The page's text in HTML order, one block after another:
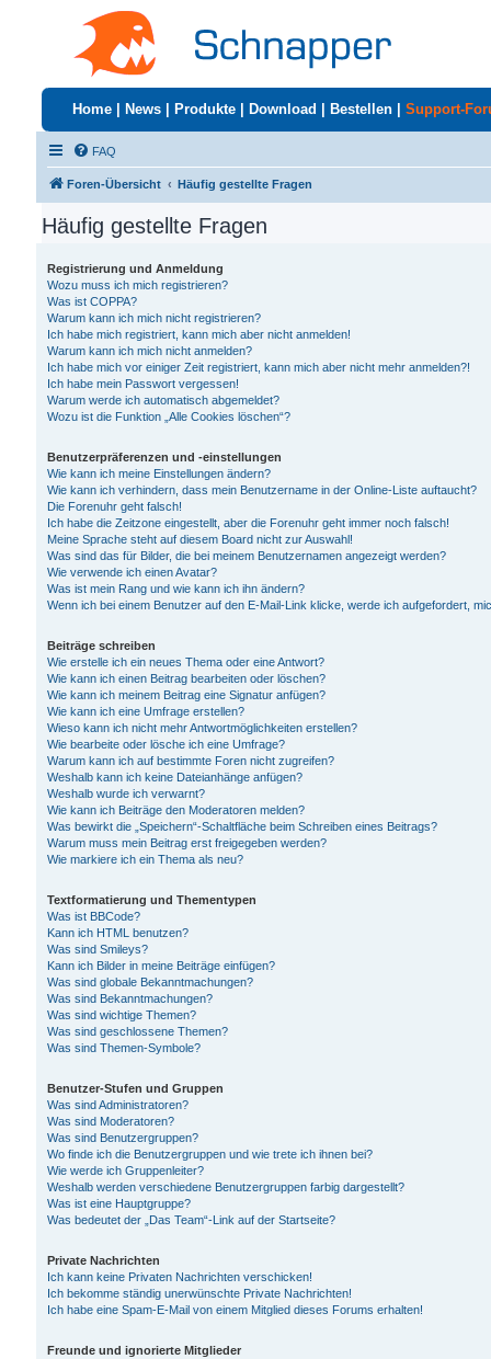
Home News Produkte Download Bestellen Support-
FAQ
Foren-Übersicht Häufig gestellte Fragen
Häufig gestellte Fragen
Registrierung und Anmeldung
Wozu muss ich mich registrieren?
Was ist COPPA?
Warum kann ich mich nicht registrieren?
Ich habe mich registriert, kann mich aber nicht anmelden!
Warum kann ich mich nicht anmelden?
Ich habe mich vor einiger Zeit registriert, kann mich aber nicht mehr anmelden?!
Ich habe mein Passwort vergessen!
Warum werde ich automatisch abgemeldet?
Wozu ist die Funktion „Alle Cookies löschen“?
Benutzerpräferenzen und -einstellungen
Wie kann ich meine Einstellungen ändern?
Wie kann ich verhindern, dass mein Benutzername in der Online-Liste auftaucht?
Die Forenuhr geht falsch!
Ich habe die Zeitzone eingestellt, aber die Forenuhr geht immer noch falsch!
Meine Sprache steht auf diesem Board nicht zur Auswahl!
Was sind das für Bilder, die bei meinem Benutzernamen angezeigt werden?
Wie verwende ich einen Avatar?
Was ist mein Rang und wie kann ich ihn ändern?
Wenn ich bei einem Benutzer auf den E-Mail-Link klicke, werde ich aufgefordert,
Beiträge schreiben
Wie erstelle ich ein neues Thema oder eine Antwort?
Wie kann ich einen Beitrag bearbeiten oder löschen?
Wie kann ich meinem Beitrag eine Signatur anfügen?
Wie kann ich eine Umfrage erstellen?
Wieso kann ich nicht mehr Antwortmöglichkeiten erstellen?
Wie bearbeite oder lösche ich eine Umfrage?
Warum kann ich auf bestimmte Foren nicht zugreifen?
Weshalb kann ich keine Dateianhänge anfügen?
Weshalb wurde ich verwarnt?
Wie kann ich Beiträge den Moderatoren melden?
Was bewirkt die „Speichern“-Schaltfläche beim Schreiben eines Beitrags?
Warum muss mein Beitrag erst freigegeben werden?
Wie markiere ich ein Thema als neu?
Textformatierung und Thementypen
Was ist BBCode?
Kann ich HTML benutzen?
Was sind Smileys?
Kann ich Bilder in meine Beiträge einfügen?
Was sind globale Bekanntmachungen?
Was sind Bekanntmachungen?
Was sind wichtige Themen?
Was sind geschlossene Themen?
Was sind Themen-Symbole?
Benutzer-Stufen und Gruppen
Was sind Administratoren?
Was sind Moderatoren?
Was sind Benutzergruppen?
Wo finde ich die Benutzergruppen und wie trete ich ihnen bei?
Wie werde ich Gruppenleiter?
Weshalb werden verschiedene Benutzergruppen farbig dargestellt?
Was ist eine Hauptgruppe?
Was bedeutet der „Das Team“-Link auf der Startseite?
Private Nachrichten
Ich kann keine Privaten Nachrichten verschicken!
Ich bekomme ständig unerwünschte Private Nachrichten!
Ich habe eine Spam-E-Mail von einem Mitglied dieses Forums erhalten!
Freunde und ignorierte Mitglieder